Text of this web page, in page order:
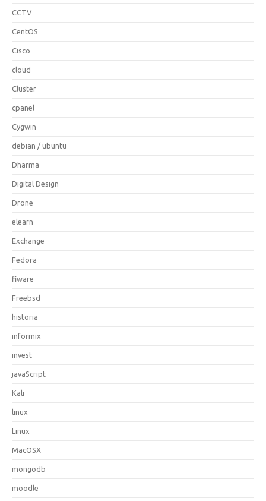
CCTV
CentOS
Cisco
cloud
Cluster
cpanel
Cygwin
debian / ubuntu
Dharma
Digital Design
Drone
elearn
Exchange
Fedora
fiware
Freebsd
historia
informix
invest
javaScript
Kali
linux
Linux
MacOSX
mongodb
moodle